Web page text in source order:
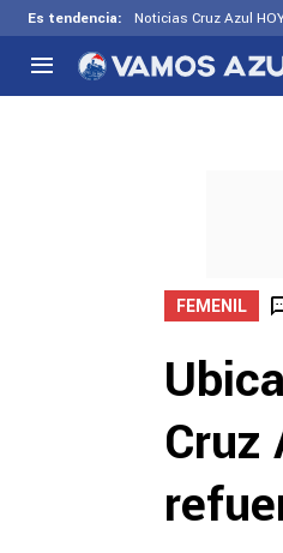
Es tendencia: Noticias Cruz Azul
FEMENIL
Cruz